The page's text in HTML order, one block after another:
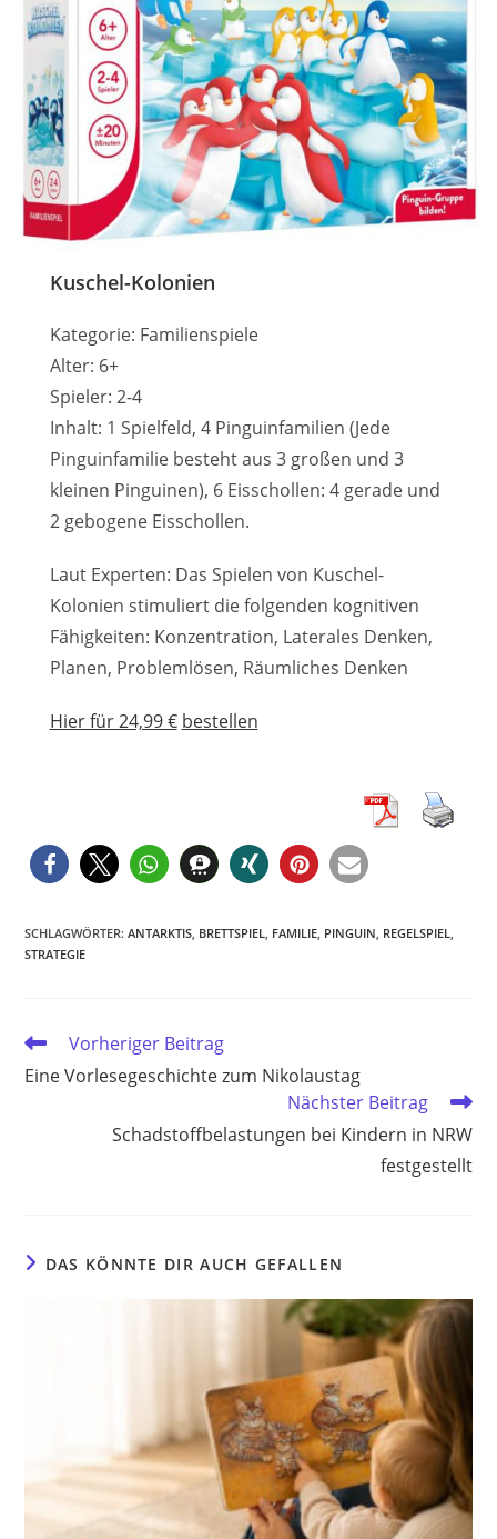
Kuschel-Kolonien
Kategorie: Familienspiele
Alter: 6+
Spieler: 2-4
Inhalt: 1 Spielfeld, 4 Pinguinfamilien (Jede
Pinguinfamilie besteht aus 3 großen und 3
kleinen Pinguinen), 6 Eisschollen: 4 gerade und
2 gebogene Eisschollen.
Laut Experten: Das Spielen von Kuschel-
Kolonien stimuliert die folgenden kognitiven
Fähigkeiten: Konzentration, Laterales Denken,
Planen, Problemlösen, Räumliches Denken
Hier für 24,99 € bestellen
SCHLAGWÖRTER:ANTARKTIS BRETTSPIEL FAMILIE PINGUIN REGELSPIEL
STRATEGIE
Weitere
ansehen
Vorheriger Beitrag
Eine Vorlesegeschichte zum Nikolaustag
Nächster Beitrag
Schadstoffbelastungen bei Kindern in NRW
festgestellt
DAS KÖNNTE DIR AUCH GEFALLEN